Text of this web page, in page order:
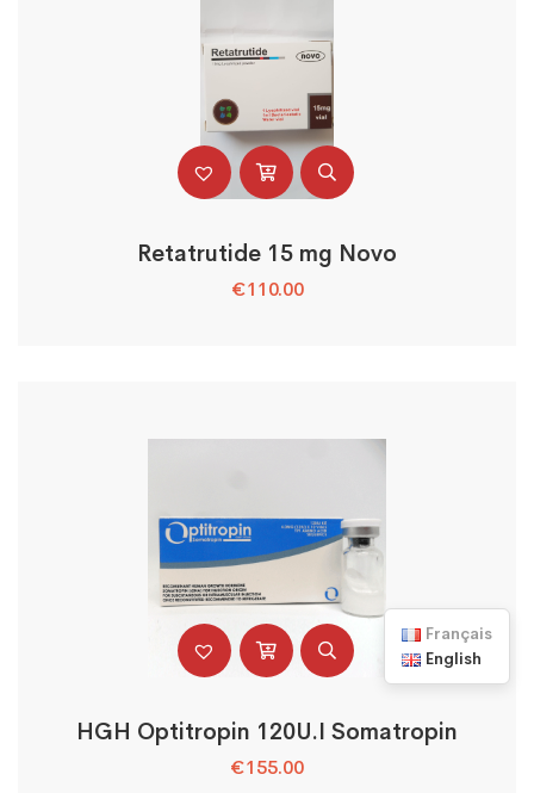
Retatrutide 15 mg Novo
€110.00
HGH Optitropin 120U.I Somatropin
€155.00
Français
English